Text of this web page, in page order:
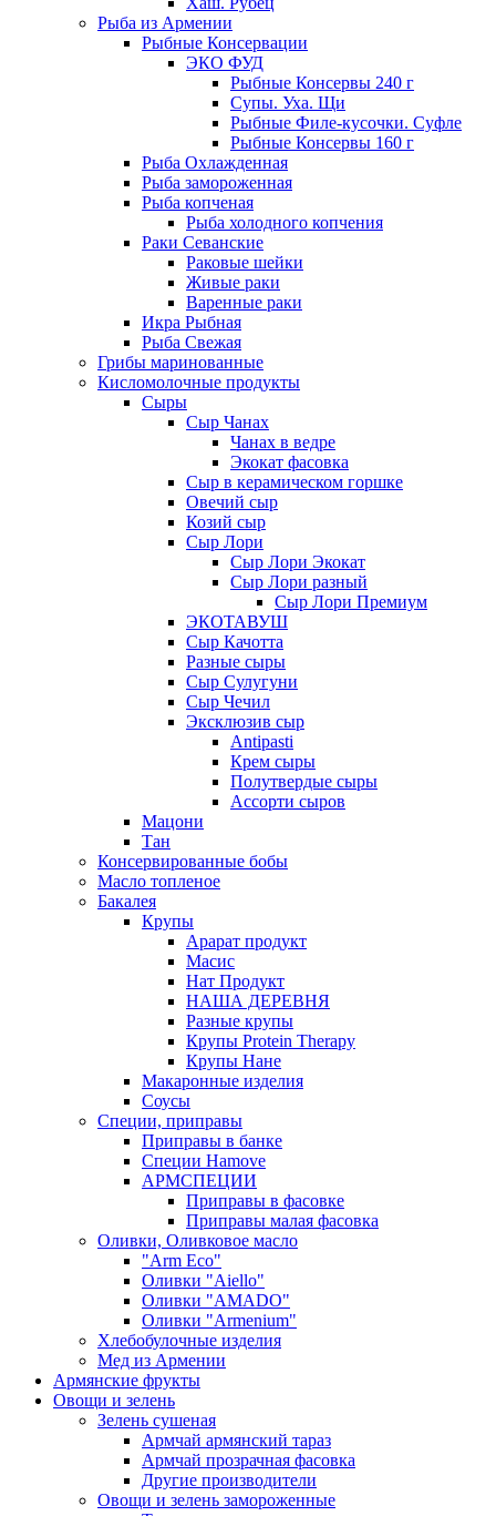
Рыба из Армении
Рыбные Консервации
ЭКО ФУД
Рыбные Консервы 240 г
Супы. Уха. Щи
Рыбные Филе-кусочки. Суфле
Рыбные Консервы 160 г
Рыба Охлажденная
Рыба замороженная
Рыба копченая
Рыба холодного копчения
Раки Севанские
Раковые шейки
Живые раки
Варенные раки
Икра Рыбная
Рыба Свежая
Грибы маринованные
Кисломолочные продукты
Сыры
Сыр Чанах
Чанах в ведре
Экокат фасовка
Сыр в керамическом горшке
Овечий сыр
Козий сыр
Сыр Лори
Сыр Лори Экокат
Сыр Лори разный
Сыр Лори Премиум
ЭКОТАВУШ
Сыр Качотта
Разные сыры
Сыр Сулугуни
Сыр Чечил
Эксклюзив сыр
Antipasti
Крем сыры
Полутвердые сыры
Ассорти сыров
Мацони
Тан
Консервированные бобы
Масло топленое
Бакалея
Крупы
Арарат продукт
Масис
Нат Продукт
НАША ДЕРЕВНЯ
Разные крупы
Крупы Protein Therapy
Крупы Нане
Макаронные изделия
Соусы
Специи, приправы
Приправы в банке
Специи Hamove
АРМСПЕЦИИ
Приправы в фасовке
Приправы малая фасовка
Оливки, Оливковое масло
"Arm Eco"
Оливки "Aiello"
Оливки "AMADO"
Оливки "Armenium"
Хлебобулочные изделия
Мед из Армении
Армянские фрукты
Овощи и зелень
Зелень сушеная
Армчай армянский тараз
Армчай прозрачная фасовка
Другие производители
Овощи и зелень замороженные